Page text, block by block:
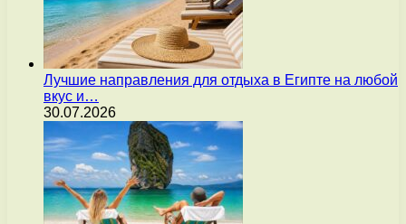
Лучшие направления для отдыха в Египте на любой
вкус и…
30.07.2026